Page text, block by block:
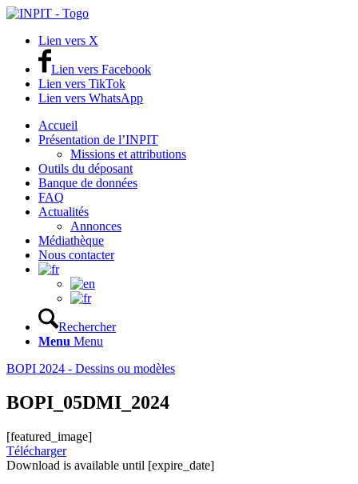
Lien vers X
Lien vers Facebook
Lien vers TikTok
Lien vers WhatsApp
Accueil
Présentation de l’INPIT
Missions et attributions
Outils du déposant
Banque de données
FAQ
Actualités
Annonces
Médiathèque
Nous contacter
Rechercher
Menu Menu
BOPI 2024 - Dessins ou modèles
BOPI_05DMI_2024
[featured_image]
Télécharger
Download is available until [expire_date]